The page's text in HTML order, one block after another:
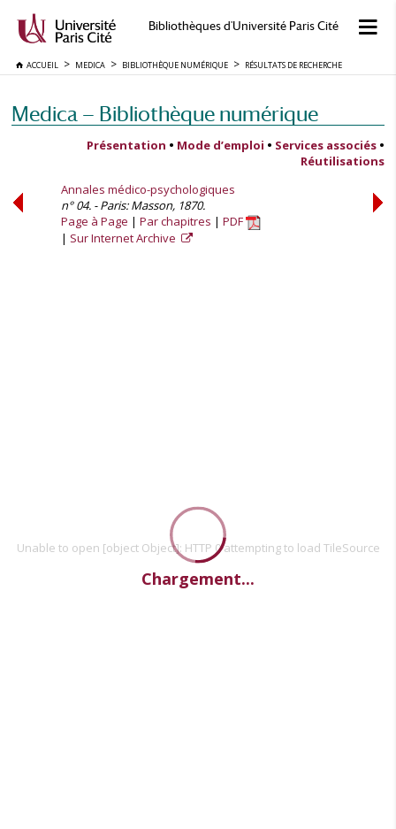
Bibliothèques d'Université Paris Cité
ACCUEIL MEDICA BIBLIOTHÈQUE NUMÉRIQUE RÉSULTATS DE RECHERCHE
Medica — Bibliothèque numérique
Présentation • Mode d’emploi • Services associés •
Réutilisations
Annales médico-psychologiques
n° 04. - Paris: Masson, 1870.
Page à Page
Par chapitres
PDF
Sur Internet Archive
Unable to open [object Object]: HTTP 0 attempting to load TileSource
Chargement...